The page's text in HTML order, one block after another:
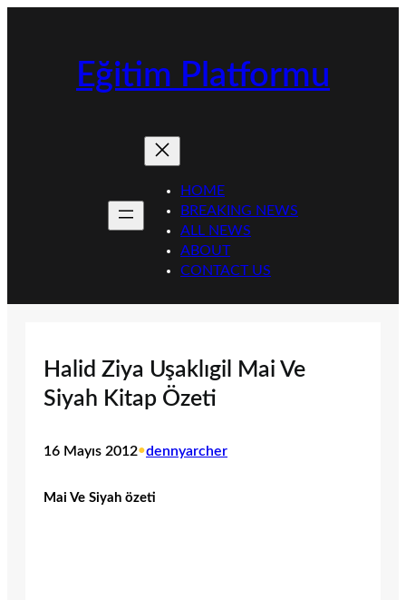
Eğitim Platformu
HOME
BREAKING NEWS
ALL NEWS
ABOUT
CONTACT US
Halid Ziya Uşaklıgil Mai Ve
Siyah Kitap Özeti
16 Mayıs 2012•dennyarcher
Mai Ve Siyah özeti